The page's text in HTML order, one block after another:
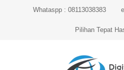
Whataspp : 08113038383
Pilihan Tepat